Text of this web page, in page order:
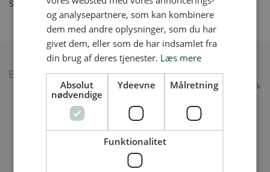
Stillingen er udløbet
Persondatapolitik•Annoncér på Gymnasiejob
© 2026 Gymnasiejob.dk
og analysepartnere, som kan kombinere
dem med andre oplysninger, som du har
givet dem, eller som de har indsamlet fra
din brug af deres tjenester. Læs mere
Absolut
nødvendige
Ydeevne Målretning
Funktionalitet